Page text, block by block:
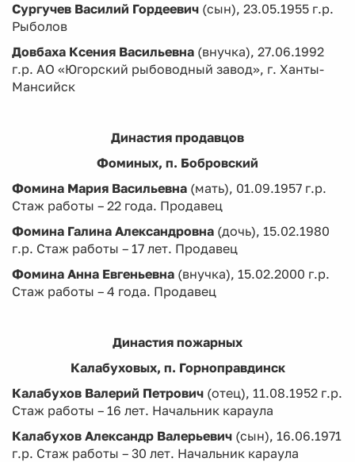
Сургучев Василий Гордеевич (сын), 23.05.1955 г.р.
Рыболов
Довбаха Ксения Васильевна (внучка), 27.06.1992
г.р. АО «Югорский рыбоводный завод», г. Ханты-
Мансийск
Династия продавцов
Фоминых, п. Бобровский
Фомина Мария Васильевна (мать), 01.09.1957 г.р.
Стаж работы – 22 года. Продавец
Фомина Галина Александровна (дочь), 15.02.1980
г.р. Стаж работы – 17 лет. Продавец
Фомина Анна Евгеньевна (внучка), 15.02.2000 г.р.
Стаж работы – 4 года. Продавец
Династия пожарных
Калабуховых, п. Горноправдинск
Калабухов Валерий Петрович (отец), 11.08.1952 г.р.
Стаж работы – 16 лет. Начальник караула
Калабухов Александр Валерьевич (сын), 16.06.1971
г.р. Стаж работы – 30 лет. Начальник караула